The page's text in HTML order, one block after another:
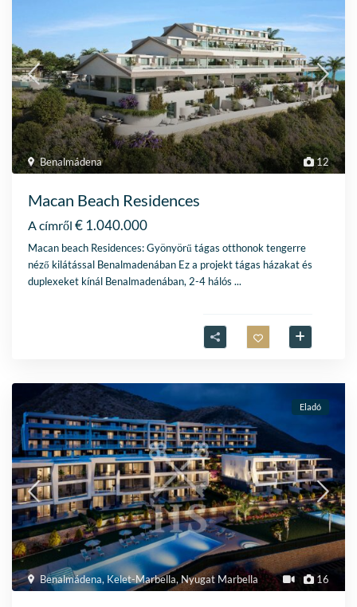
12
Benalmádena
Macan Beach Residences
A címről € 1.040.000
Macan beach Residences: Gyönyörű tágas otthonok tengerre
néző kilátással Benalmadenában Ez a projekt tágas házakat és
duplexeket kínál Benalmadenában, 2-4 hálós...
16
Benalmádena, Kelet-Marbella,Nyugat Marbella
Eladó